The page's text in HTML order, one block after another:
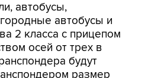
автобусы,
автобусы и
2 класса с прицепом
осей от трех в
будут
размер